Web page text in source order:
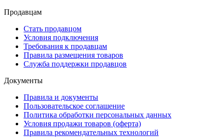
Продавцам
Стать продавцом
Условия подключения
Требования к продавцам
Правила размещения товаров
Служба поддержки продавцов
Документы
Правила и документы
Пользовательское соглашение
Политика обработки персональных данных
Условия продажи товаров (оферта)
Правила рекомендательных технологий